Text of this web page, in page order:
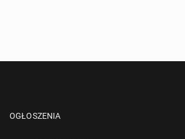
OGŁOSZENIA